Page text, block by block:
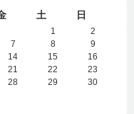
土 日
1
2
7 8
9
14 15
16
21 22
23
28 29
30